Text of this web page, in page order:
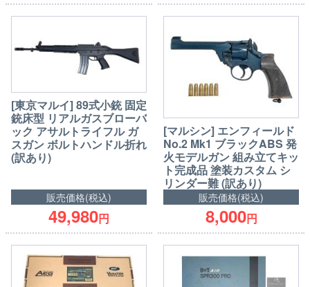
[東京マルイ] 89式小銃 固定
銃床型 リアルガスブローバ
ック アサルトライフル ガ
スガン ボルトハンドル折れ
(訳あり)
販売価格(税込)
49,980円
[マルシン] エンフィールド
No.2 Mk1 ブラックABS 発
火モデルガン 組み立てキッ
ト完成品 塗装カスタム シ
リンダー難 (訳あり)
販売価格(税込)
8,000円